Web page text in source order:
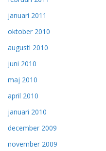
januari 2011
oktober 2010
augusti 2010
juni 2010
maj 2010
april 2010
januari 2010
december 2009
november 2009